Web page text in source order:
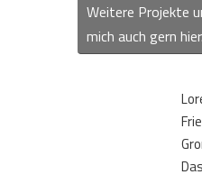
Weitere Projekte
mich auch gern hier.